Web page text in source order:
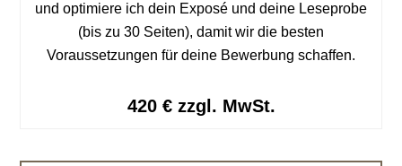
und optimiere ich dein Exposé und deine Leseprobe
(bis zu 30 Seiten), damit wir die besten
Voraussetzungen für deine Bewerbung schaffen.
420 € zzgl. MwSt.